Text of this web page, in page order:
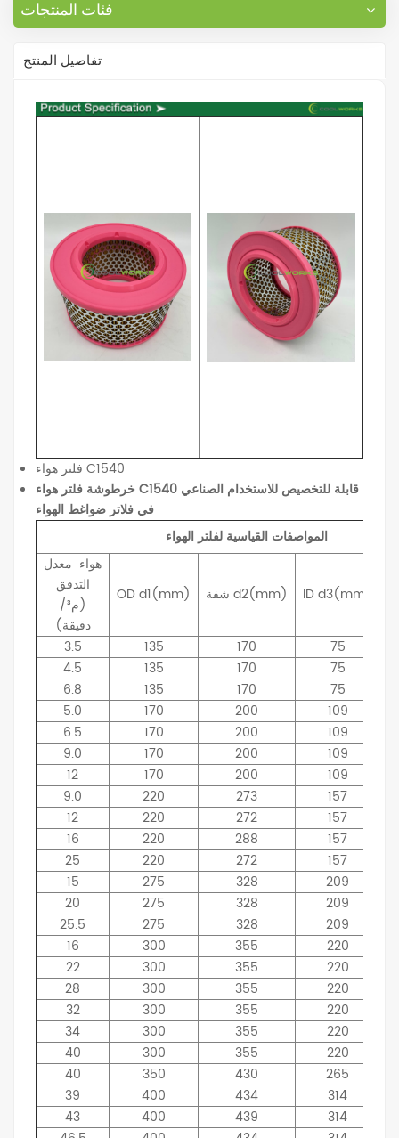
فئات المنتجات
تفاصيل المنتج
فلتر هواء C1540
خرطوشة فلتر هواء C1540 قابلة للتخصيص للاستخدام الصناعي
في فلاتر ضواغط الهواء
المواصفات القياسية لفلتر الهواء
هواء معدل
التدفق
(م³/
دقيقة)
ODd1(mm) شفة d2(mm) IDd3(mm)
3.5 135 170
75
4.5
135 170
75
6.8
135 170
75
5.0
170 200
109
6.5
170 200
109
9.0
170 200
109
12
170 200
109
9.0
220 273
157
12
220 272
157
16
220 288
157
25
220 272
157
15
275 328
209
20
275 328
209
25.5
275 328
209
16
300 355
220
22
300 355
220
28
300 355
220
32
300 355
220
34
300 355
220
40
300 355
220
40
350 430
265
39
400 434
314
43
400 439
314